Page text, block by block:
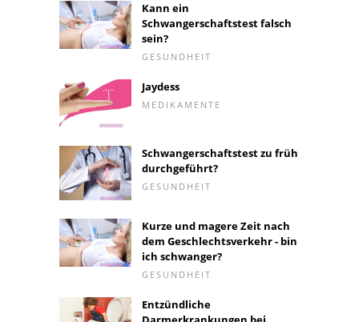
Kann ein
Schwangerschaftstest falsch
sein?
GESUNDHEIT
Jaydess
MEDIKAMENTE
Schwangerschaftstest zu früh
durchgeführt?
GESUNDHEIT
Kurze und magere Zeit nach
dem Geschlechtsverkehr - bin
ich schwanger?
GESUNDHEIT
Entzündliche